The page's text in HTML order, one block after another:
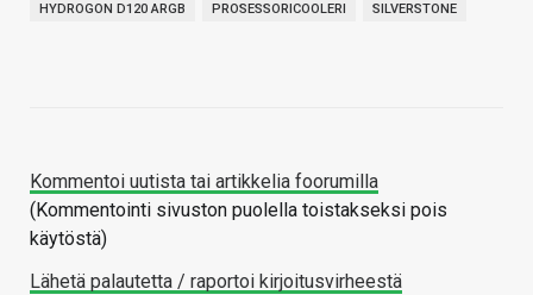
HYDROGON D120 ARGB PROSESSORICOOLERI SILVERSTONE
Kommentoi uutista tai artikkelia foorumilla
(Kommentointi sivuston puolella toistakseksi pois
käytöstä)
Lähetä palautetta / raportoi kirjoitusvirheestä